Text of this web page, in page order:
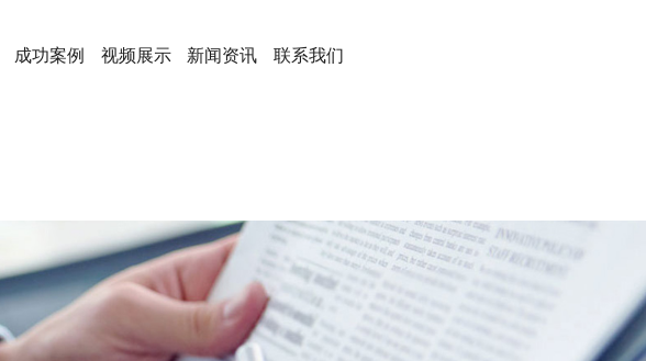
成功案例 视频展示 新闻资讯 联系我们